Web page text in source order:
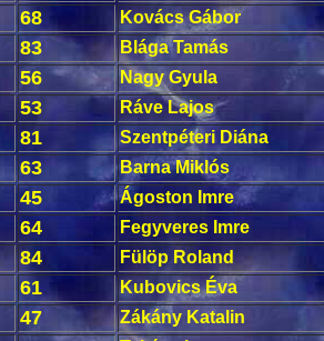
68 Kovács Gábor
83 Blága Tamás
56 Nagy Gyula
53 Ráve Lajos
81 Szentpéteri Diána
63 Barna Miklós
45 Ágoston Imre
64 Fegyveres Imre
84 Fülöp Roland
61 Kubovics Éva
47 Zákány Katalin